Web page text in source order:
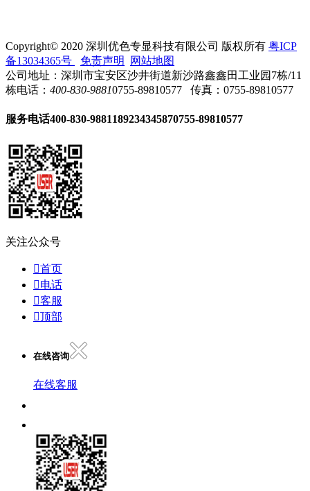
Copyright© 2020 深圳优色专显科技有限公司 版权所有 粤ICP
备13034365号
免责声明
网站地图
公司地址：深圳市宝安区沙井街道新沙路鑫鑫田工业园7栋/11
栋电话： 400-830-98810755-89810577 传真：0755-89810577
服务电话400-830-9881189234345870755-89810577
关注公众号
首页
电话
客服
顶部
在线咨询
在线客服